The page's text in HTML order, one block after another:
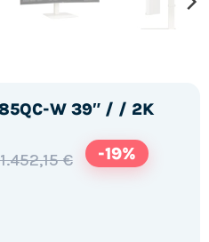
W 39″ / / 2K
1.452,15 € -19%